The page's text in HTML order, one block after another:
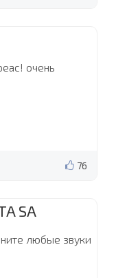
очень
76
SA
любые звуки